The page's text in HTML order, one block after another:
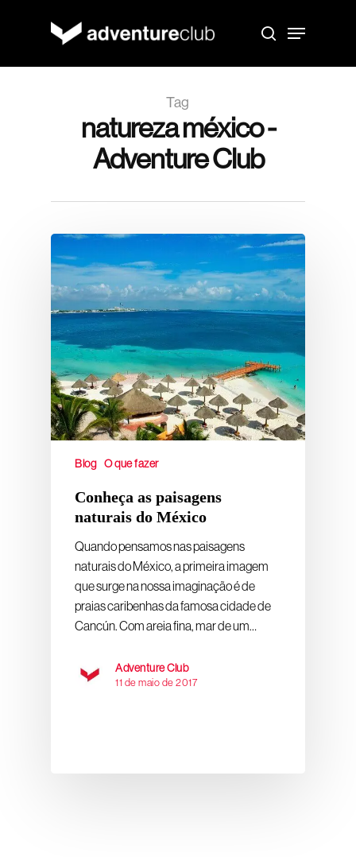
search
Menu
Tag
natureza méxico -
Adventure Club
Blog O que fazer
Conheça as paisagens
naturais do México
Quando pensamos nas paisagens
naturais do México, a primeira imagem
que surge na nossa imaginação é de
praias caribenhas da famosa cidade de
Cancún. Com areia fina, mar de um…
Adventure Club
11 de maio de 2017